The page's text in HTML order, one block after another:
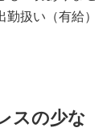
扱い（有給）
スの少な